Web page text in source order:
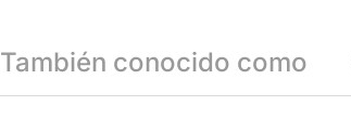
También conocido como